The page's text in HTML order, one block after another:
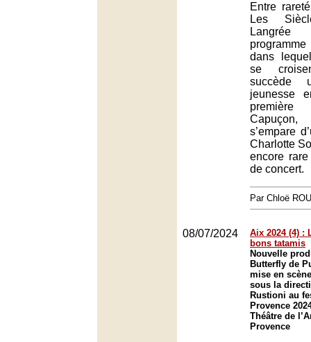
Entre
Les
dans
se
succède
jeunesse
première
s’empare
Charlotte
encore
de concert.
Par Chloë
08/07/2024
Aix 2024 (4) :
bons tatamis
Nouvelle
Butterfly de
mise en
sous la
Rustioni au
Provence
Théâtre de
Provence